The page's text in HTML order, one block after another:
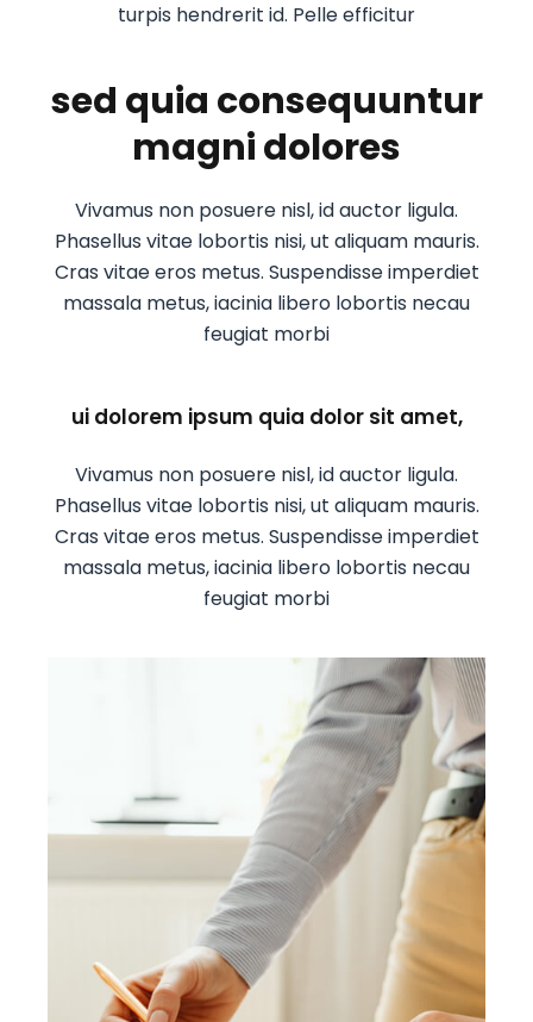
turpis hendrerit id. Pelle efficitur
sed quia consequuntur
magni dolores
Vivamus non posuere nisl, id auctor ligula.
Phasellus vitae lobortis nisi, ut aliquam mauris.
Cras vitae eros metus. Suspendisse imperdiet
massala metus, iacinia libero lobortis necau
feugiat morbi
ui dolorem ipsum quia dolor sit amet,
Vivamus non posuere nisl, id auctor ligula.
Phasellus vitae lobortis nisi, ut aliquam mauris.
Cras vitae eros metus. Suspendisse imperdiet
massala metus, iacinia libero lobortis necau
feugiat morbi